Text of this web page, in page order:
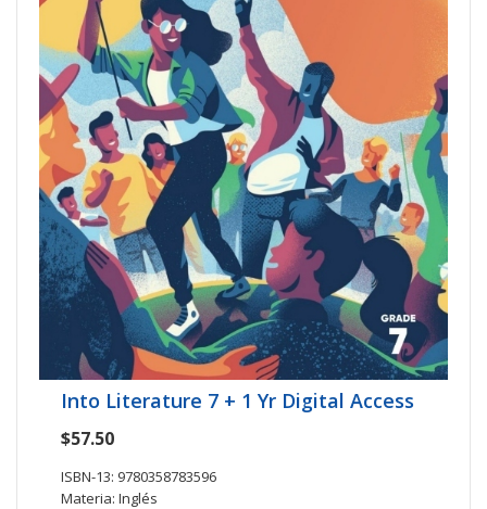
Into Literature 7 + 1 Yr Digital Access
$57.50
ISBN-13: 9780358783596
Materia: Inglés